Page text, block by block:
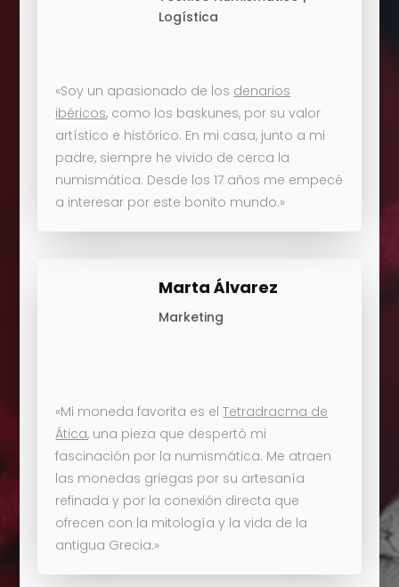
Logística
«Soy un apasionado de los denarios
ibéricos, como los baskunes, por su valor
artístico e histórico. En mi casa, junto a mi
padre, siempre he vivido de cerca la
numismática. Desde los 17 años me empecé
a interesar por este bonito mundo.»
Marta Álvarez
Marketing
«Mi moneda favorita es elTetradracma de
Ática, una pieza que despertó mi
fascinación por la numismática. Me atraen
las monedas griegas por su artesanía
refinada y por la conexión directa que
ofrecen con la mitología y la vida de la
antigua Grecia.»